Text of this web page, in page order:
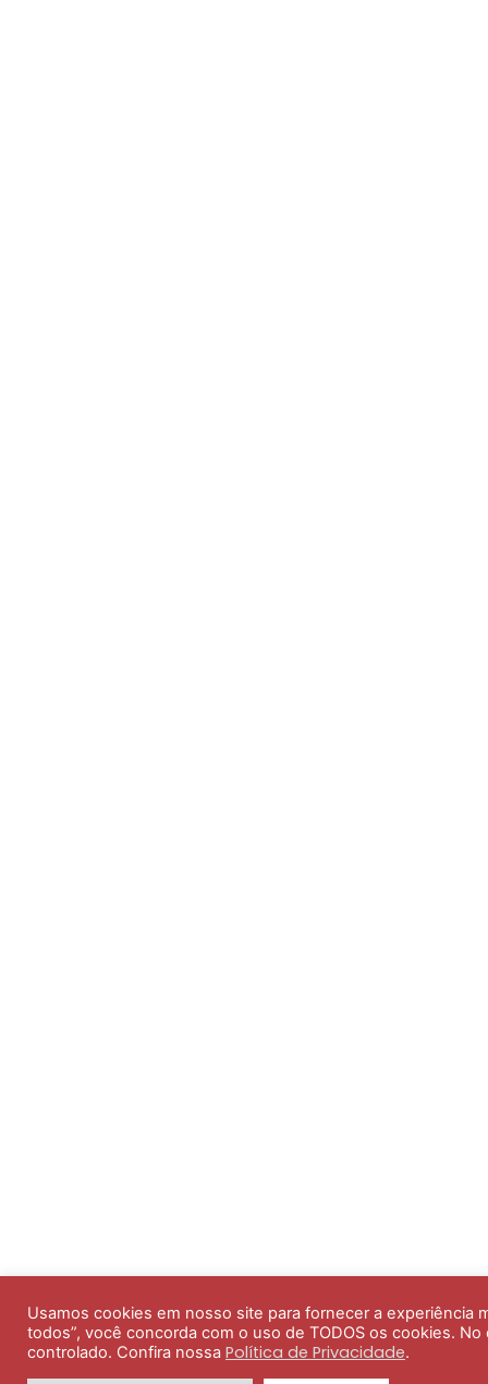
Usamos cookies em nosso site para fornecer a experiência
todos”, você concorda com o uso de TODOS os cookies.
controlado. Confira nossa Política de Privacidade.